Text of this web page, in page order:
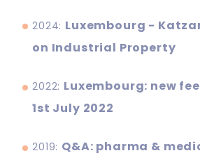
2024: Luxembourg -
on Industrial Property
2022: Luxembourg: new
1st July 2022
2019: Q&A: pharma &